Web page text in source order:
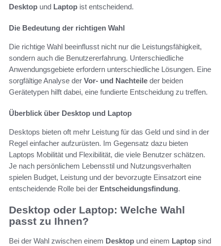
Desktop und Laptop ist entscheidend.
Die Bedeutung der richtigen Wahl
Die richtige Wahl beeinflusst nicht nur die Leistungsfähigkeit,
sondern auch die Benutzererfahrung. Unterschiedliche
Anwendungsgebiete erfordern unterschiedliche Lösungen. Eine
sorgfältige Analyse der Vor- und Nachteile der beiden
Gerätetypen hilft dabei, eine fundierte Entscheidung zu treffen.
Überblick über Desktop und Laptop
Desktops bieten oft mehr Leistung für das Geld und sind in der
Regel einfacher aufzurüsten. Im Gegensatz dazu bieten
Laptops Mobilität und Flexibilität, die viele Benutzer schätzen.
Je nach persönlichem Lebensstil und Nutzungsverhalten
spielen Budget, Leistung und der bevorzugte Einsatzort eine
entscheidende Rolle bei der Entscheidungsfindung.
Desktop oder Laptop: Welche Wahl
passt zu Ihnen?
Bei der Wahl zwischen einem Desktop und einem Laptop sind